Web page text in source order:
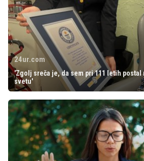
24ur.com
'Zgolj sreča je, da sem pri 111 letih postal
svetu'